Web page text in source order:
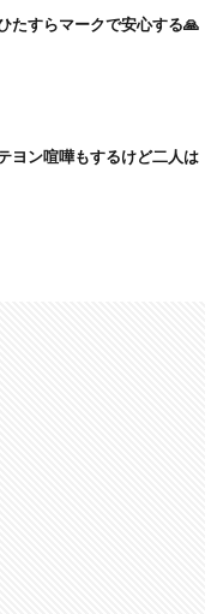
たすらマークで安心する🙏
ヨン喧嘩もするけど二人は